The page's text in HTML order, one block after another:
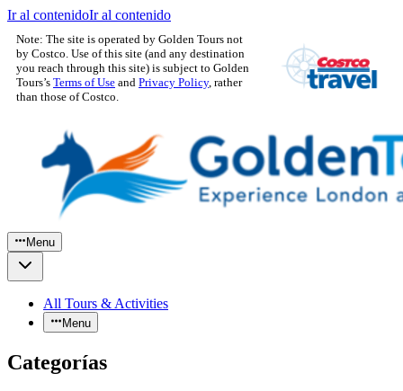
Ir al contenidoIr al contenido
Note: The site is operated by Golden Tours not
by Costco. Use of this site (and any destination
you reach through this site) is subject to Golden
Tours’s Terms of Use and Privacy Policy, rather
than those of Costco.
Menu
All Tours & Activities
Menu
Categorías